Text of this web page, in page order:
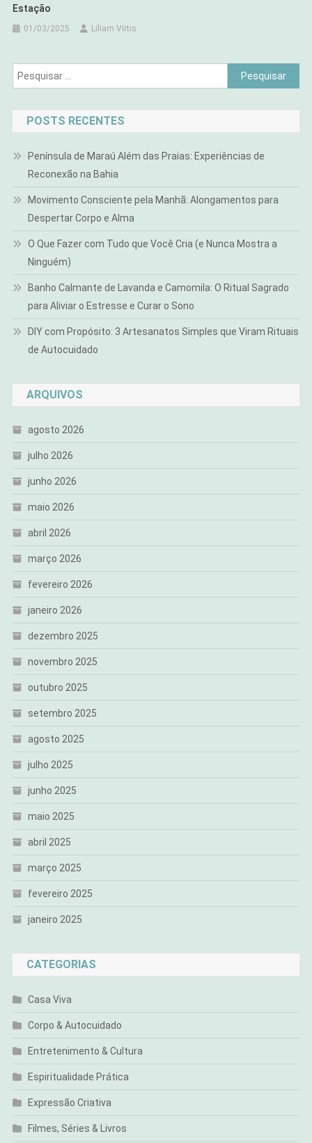
Estação
01/03/2025 Liliam Virtis
Pesquisar
por:
POSTS RECENTES
Península de Maraú Além das Praias: Experiências de
Reconexão na Bahia
Movimento Consciente pela Manhã: Alongamentos para
Despertar Corpo e Alma
O Que Fazer com Tudo que Você Cria (e Nunca Mostra a
Ninguém)
Banho Calmante de Lavanda e Camomila: O Ritual Sagrado
para Aliviar o Estresse e Curar o Sono
DIY com Propósito: 3 Artesanatos Simples que Viram Rituais
de Autocuidado
ARQUIVOS
agosto 2026
julho 2026
junho 2026
maio 2026
abril 2026
março 2026
fevereiro 2026
janeiro 2026
dezembro 2025
novembro 2025
outubro 2025
setembro 2025
agosto 2025
julho 2025
junho 2025
maio 2025
abril 2025
março 2025
fevereiro 2025
janeiro 2025
CATEGORIAS
Casa Viva
Corpo & Autocuidado
Entretenimento & Cultura
Espiritualidade Prática
Expressão Criativa
Filmes, Séries & Livros